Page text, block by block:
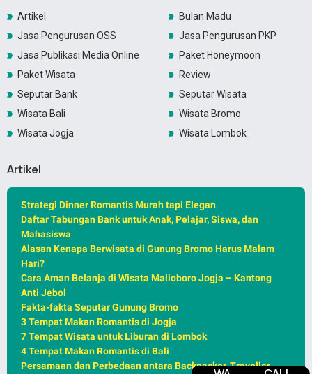
Artikel
Bulan Madu
Jasa Pengurusan OSS
Jasa Pengurusan PKP
Jasa Publikasi Media Online
Paket Honeymoon
Paket Wisata
Review
Seputar Bank
Seputar Wisata
Wisata Bali
Wisata Bromo
Wisata Jogja
Wisata Lombok
Artikel
Strategi Dinner Romantis Murah tapi Elegan
Daftar Tabungan Bank untuk Anak, Pelajar, Siswa, dan
Mahasiswa
Alasan Kenapa Berwisata di Gunung Bromo Harus Malam
Hari?
Cara Aman Belanja di Wisata Malioboro Jogja – Kantong
Anti Jebol
Fakta-fakta Seputar Gunung Bromo
3 Tempat Makan Romantis di Jogja
7 Tempat Wisata untuk Liburan di Lombok
4 Tempat Makan Romantis di Bali
Persamaan dan Perbedaan antara Backpacker, Traveller,